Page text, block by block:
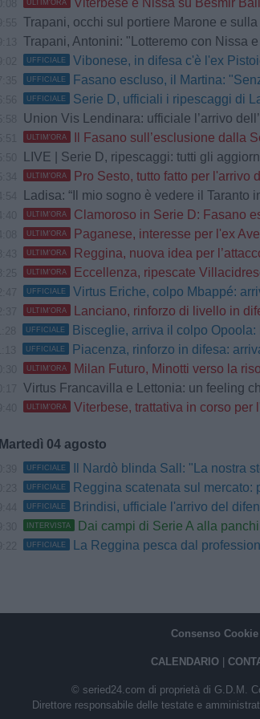
ULTIM'ORA Viterbese e Nissa su Besmir
Trapani, occhi sul portiere Marone e
Trapani, Antonini: "Lotteremo con Nissa e
UFFICIALE Vibonese, in difesa c'è l'ex
UFFICIALE Fasano escluso, il Martina: "Senza
UFFICIALE Serie D, ufficiali i ripescaggi di Lascaris, Fiorenzuola,
Union Vis Lendinara: ufficiale l’arrivo dell’ex
ULTIM'ORA Il Fasano sull’esclusione dalla Serie D:
LIVE | Serie D, ripescaggi: tutti gli
ULTIM'ORA Pro Sesto, tutto fatto per l'arrivo
Ladisa: “Il mio sogno è vedere il Taranto
ULTIM'ORA Clamoroso in Serie D: Fasano
ULTIM'ORA Paganese, interesse per l'ex
ULTIM'ORA Reggina, nuova idea per l’attacco:
ULTIM'ORA Eccellenza, ripescate Villacidrese e
UFFICIALE Virtus Eriche, colpo Mbappé: arriva
ULTIM'ORA Lanciano, rinforzo di livello in difesa: dal
UFFICIALE Bisceglie, arriva il colpo
UFFICIALE Piacenza, rinforzo in difesa: arriva in
ULTIM'ORA Milan Futuro, Minotti verso la
Virtus Francavilla e Lettonia: un feeling
ULTIM'ORA Viterbese, trattativa in corso per
Martedì 04 agosto
UFFICIALE Il Nardò blinda Sall: "La nostra stella più giovane e
UFFICIALE Reggina scatenata sul mercato:
UFFICIALE Brindisi, ufficiale l'arrivo del
INTERVISTA Dai campi di Serie A alla panchina della Sarnese, la nuova vita di
UFFICIALE La Reggina pesca dal professionismo:
Consenso Cookie|
CALENDARIO|
© seried24.com di proprietà di G.D.M.
Direttore responsabile delle testate e